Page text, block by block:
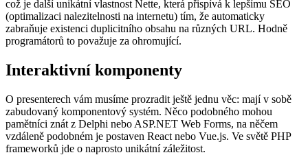
což je další unikátní vlastnost Nette, která přispívá k lepšímu SEO
(optimalizaci nalezitelnosti na internetu) tím, že automaticky
zabraňuje existenci duplicitního obsahu na různých URL. Hodně
programátorů to považuje za ohromující.
Interaktivní komponenty
O presenterech vám musíme prozradit ještě jednu věc: mají v sobě
zabudovaný komponentový systém. Něco podobného mohou
pamětníci znát z Delphi nebo ASP.NET Web Forms, na něčem
vzdáleně podobném je postaven React nebo Vue.js. Ve světě PHP
frameworků jde o naprosto unikátní záležitost.